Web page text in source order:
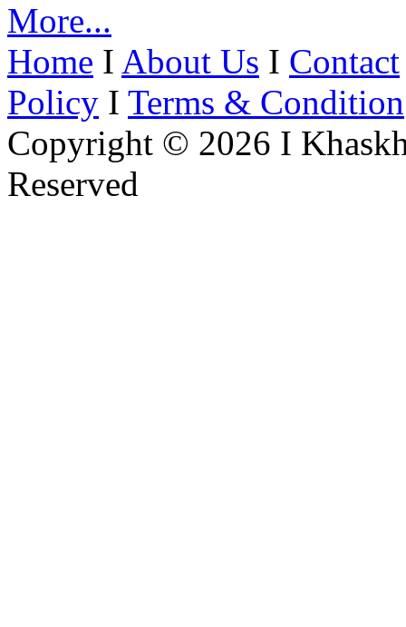
More...
Home I About Us I Contact
Policy I Terms & Condition
Copyright © 2026 I
Reserved